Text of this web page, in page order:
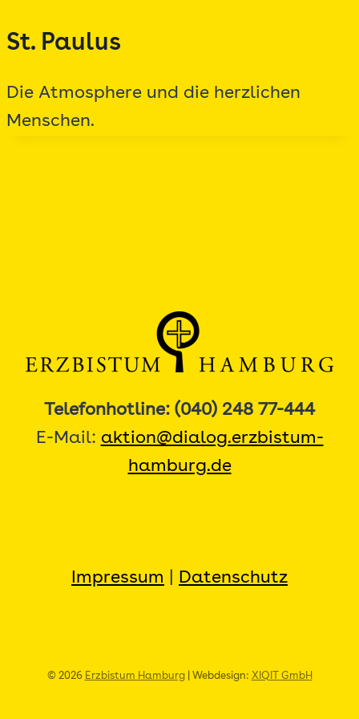
Inhalt
St. Paulus
Die Atmosphere und die herzlichen
Menschen.
Telefonhotline: (040) 248 77-444
E-Mail: aktion@dialog.erzbistum-
hamburg.de
Impressum Datenschutz
© 2026 Erzbistum Hamburg| Webdesign: XIQIT GmbH